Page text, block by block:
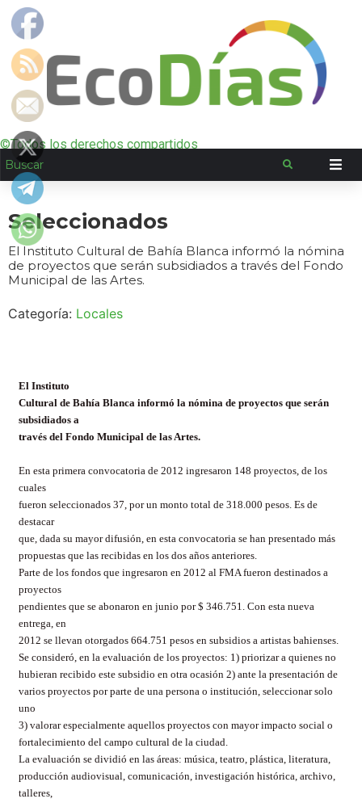
©Todos los derechos compartidos
Seleccionados
El Instituto Cultural de Bahía Blanca informó la nómina
de proyectos que serán subsidiados a través del Fondo
Municipal de las Artes.
Categoría: Locales
El Instituto
Cultural de Bahía Blanca informó la nómina de proyectos que serán
subsidiados a
través del Fondo Municipal de las Artes.
En esta primera convocatoria de 2012 ingresaron 148 proyectos, de los
cuales
fueron seleccionados 37, por un monto total de 318.000 pesos. Es de
destacar
que, dada su mayor difusión, en esta convocatoria se han presentado más
propuestas que las recibidas en los dos años anteriores.
Parte de los fondos que ingresaron en 2012 al FMA fueron destinados a
proyectos
pendientes que se abonaron en junio por $ 346.751. Con esta nueva
entrega, en
2012 se llevan otorgados 664.751 pesos en subsidios a artistas bahienses.
Se consideró, en la evaluación de los proyectos: 1) priorizar a quienes no
hubieran recibido este subsidio en otra ocasión 2) ante la presentación de
varios proyectos por parte de una persona o institución, seleccionar solo
uno
3) valorar especialmente aquellos proyectos con mayor impacto social o
fortalecimiento del campo cultural de la ciudad.
La evaluación se dividió en las áreas: música, teatro, plástica, literatura,
producción audiovisual, comunicación, investigación histórica, archivo,
talleres,